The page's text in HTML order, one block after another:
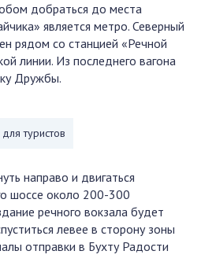
добраться до места
является метро. Северный
рядом со станцией «Речной
линии. Из последнего вагона
Дружбы.
туристов
направо и двигаться
шоссе около 200-300
речного вокзала будет
левее в сторону зоны
отправки в Бухту Радости